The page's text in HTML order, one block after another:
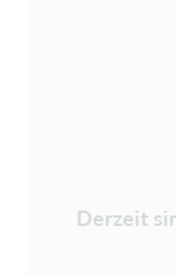
Derzeit